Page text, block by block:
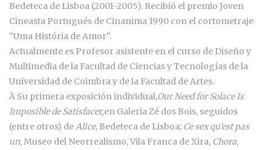
Bedeteca de Lisboa (2001-2005). Recibió el premio Joven
Cineasta Portugués de Cinanima 1990 con el cortometraje
"Uma História de Amor".
Actualmente es Profesor asistente en el curso de Diseño y
Multimedia de la Facultad de Ciencias y Tecnologías de la
Universidad de Coimbra y de la Facultad de Artes.
À Su primera exposición individual,Our Need for Solace Is
Imposible de Satisfacer,en Galeria Zé dos Bois, seguidos
(entre otros) deAlice, Bedeteca de Lisboa; Ce sex qu’est pas
un, Museo del Neorrealismo, Vila Franca de Xira, Chora,